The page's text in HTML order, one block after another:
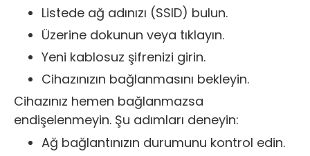
Listede ağ adınızı (SSID) bulun.
Üzerine dokunun veya tıklayın.
Yeni kablosuz şifrenizi girin.
Cihazınızın bağlanmasını bekleyin.
Cihazınız hemen bağlanmazsa
endişelenmeyin. Şu adımları deneyin:
Ağ bağlantınızın durumunu kontrol edin.